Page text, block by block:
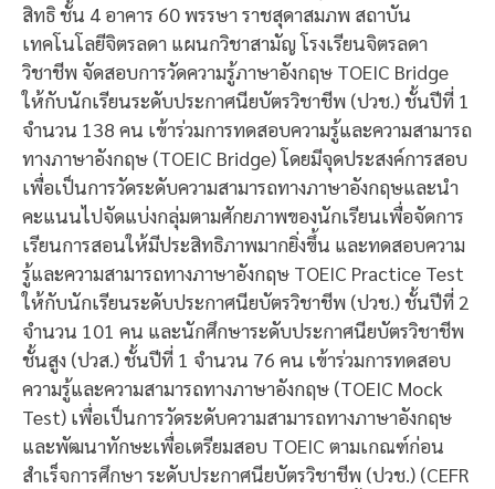
สิทธิ ชั้น 4 อาคาร 60 พรรษา ราชสุดาสมภพ สถาบัน
เทคโนโลยีจิตรลดา แผนกวิชาสามัญ โรงเรียนจิตรลดา
วิชาชีพ จัดสอบการวัดความรู้ภาษาอังกฤษ TOEIC Bridge
ให้กับนักเรียนระดับประกาศนียบัตรวิชาชีพ (ปวช.) ชั้นปีที่ 1
จำนวน 138 คน เข้าร่วมการทดสอบความรู้และความสามารถ
ทางภาษาอังกฤษ (TOEIC Bridge) โดยมีจุดประสงค์การสอบ
เพื่อเป็นการวัดระดับความสามารถทางภาษาอังกฤษและนำ
คะแนนไปจัดแบ่งกลุ่มตามศักยภาพของนักเรียนเพื่อจัดการ
เรียนการสอนให้มีประสิทธิภาพมากยิ่งขึ้น และทดสอบความ
รู้และความสามารถทางภาษาอังกฤษ TOEIC Practice Test
ให้กับนักเรียนระดับประกาศนียบัตรวิชาชีพ (ปวช.) ชั้นปีที่ 2
จำนวน 101 คน และนักศึกษาระดับประกาศนียบัตรวิชาชีพ
ชั้นสูง (ปวส.) ชั้นปีที่ 1 จำนวน 76 คน เข้าร่วมการทดสอบ
ความรู้และความสามารถทางภาษาอังกฤษ (TOEIC Mock
Test) เพื่อเป็นการวัดระดับความสามารถทางภาษาอังกฤษ
และพัฒนาทักษะเพื่อเตรียมสอบ TOEIC ตามเกณฑ์ก่อน
สำเร็จการศึกษา ระดับประกาศนียบัตรวิชาชีพ (ปวช.) (CEFR